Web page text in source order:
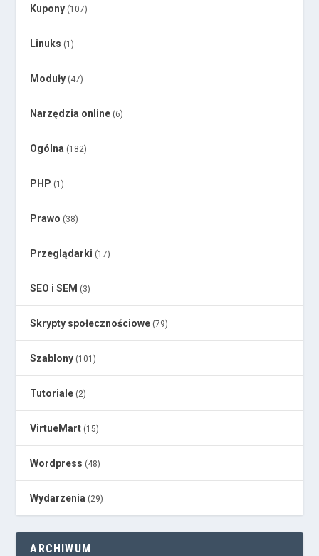
Kupony (107)
Linuks (1)
Moduły (47)
Narzędzia online (6)
Ogólna (182)
PHP (1)
Prawo (38)
Przeglądarki (17)
SEO i SEM (3)
Skrypty społecznościowe (79)
Szablony (101)
Tutoriale (2)
VirtueMart (15)
Wordpress (48)
Wydarzenia (29)
ARCHIWUM